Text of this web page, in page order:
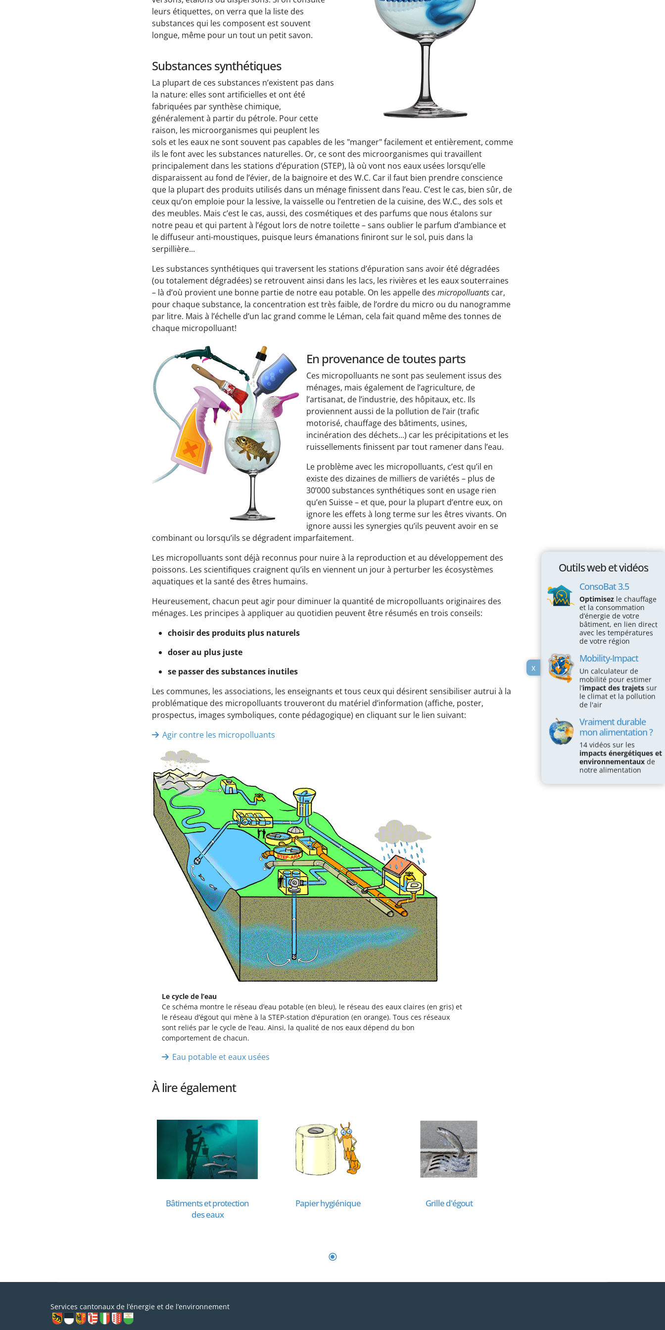
Passez à l'action !
Économiser l’électricité
Maison des écogestes
Outils web et vidéos
ConsoBat 3.5
Mobility-Impact
Vraiment durable mon alimentation?
leurs étiquettes, on verra que la liste des
substances qui les composent est souvent
longue, même pour un tout un petit savon.
Substances synthétiques
La plupart de ces substances n’existent pas dans
la nature: elles sont artificielles et ont été
fabriquées par synthèse chimique,
généralement à partir du pétrole. Pour cette
raison, les microorganismes qui peuplent les
sols et les eaux ne sont souvent pas capables de les "manger" facilement et entièrement, comme
ils le font avec les substances naturelles. Or, ce sont des microorganismes qui travaillent
principalement dans les stations d’épuration (STEP), là où vont nos eaux usées lorsqu’elle
disparaissent au fond de l’évier, de la baignoire et des W.C. Car il faut bien prendre conscience
que la plupart des produits utilisés dans un ménage finissent dans l’eau. C’est le cas, bien sûr, de
ceux qu’on emploie pour la lessive, la vaisselle ou l’entretien de la cuisine, des W.C., des sols et
des meubles. Mais c’est le cas, aussi, des cosmétiques et des parfums que nous étalons sur
notre peau et qui partent à l’égout lors de notre toilette – sans oublier le parfum d’ambiance et
le diffuseur anti-moustiques, puisque leurs émanations finiront sur le sol, puis dans la
serpillière...
Les substances synthétiques qui traversent les stations d’épuration sans avoir été dégradées
(ou totalement dégradées) se retrouvent ainsi dans les lacs, les rivières et les eaux souterraines
– là d’où provient une bonne partie de notre eau potable. On les appelle des micropolluants car,
pour chaque substance, la concentration est très faible, de l’ordre du micro ou du nanogramme
par litre. Mais à l’échelle d’un lac grand comme le Léman, cela fait quand même des tonnes de
chaque micropolluant!
En provenance de toutes parts
Ces micropolluants ne sont pas seulement issus des
ménages, mais également de l’agriculture, de
l’artisanat, de l’industrie, des hôpitaux, etc. Ils
proviennent aussi de la pollution de l’air (trafic
motorisé, chauffage des bâtiments, usines,
incinération des déchets...) car les précipitations et les
ruissellements finissent par tout ramener dans l’eau.
Le problème avec les micropolluants, c’est qu’il en
existe des dizaines de milliers de variétés – plus de
30’000 substances synthétiques sont en usage rien
qu’en Suisse – et que, pour la plupart d’entre eux, on
ignore les effets à long terme sur les êtres vivants. On
ignore aussi les synergies qu’ils peuvent avoir en se
combinant ou lorsqu’ils se dégradent imparfaitement.
Les micropolluants sont déjà reconnus pour nuire à la reproduction et au développement des
poissons. Les scientifiques craignent qu’ils en viennent un jour à perturber les écosystèmes
aquatiques et la santé des êtres humains.
Heureusement, chacun peut agir pour diminuer la quantité de micropolluants originaires des
ménages. Les principes à appliquer au quotidien peuvent être résumés en trois conseils:
choisir des produits plus naturels
doser au plus juste
se passer des substances inutiles
Les communes, les associations, les enseignants et tous ceux qui désirent sensibiliser autrui à la
problématique des micropolluants trouveront du matériel d’information (affiche, poster,
prospectus, images symboliques, conte pédagogique) en cliquant sur le lien suivant:
Agir contre les micropolluants
Le cycle de l’eau
Ce schéma montre le réseau d’eau potable (en bleu), le réseau des eaux claires (en gris) et
le réseau d’égout qui mène à la STEP-station d’épuration (en orange). Tous ces réseaux
sont reliés par le cycle de l’eau. Ainsi, la qualité de nos eaux dépend du bon
comportement de chacun.
Eau potable et eaux usées
À lire également
Bâtiments et protection
des eaux
Papier hygiénique Grille d'égout
Services cantonaux de l’énergie et de l’environnement
x
Outils web et vidéos
ConsoBat 3.5
Optimisez le chauffage
et la consommation
d’énergie de votre
bâtiment, en lien direct
avec les températures
de votre région
Mobility-Impact
Un calculateur de
mobilité pour estimer
l’impact des trajets sur
le climat et la pollution
de l'air
Vraiment durable
mon alimentation ?
14 vidéos sur les
impacts énergétiques et
environnementaux de
notre alimentation